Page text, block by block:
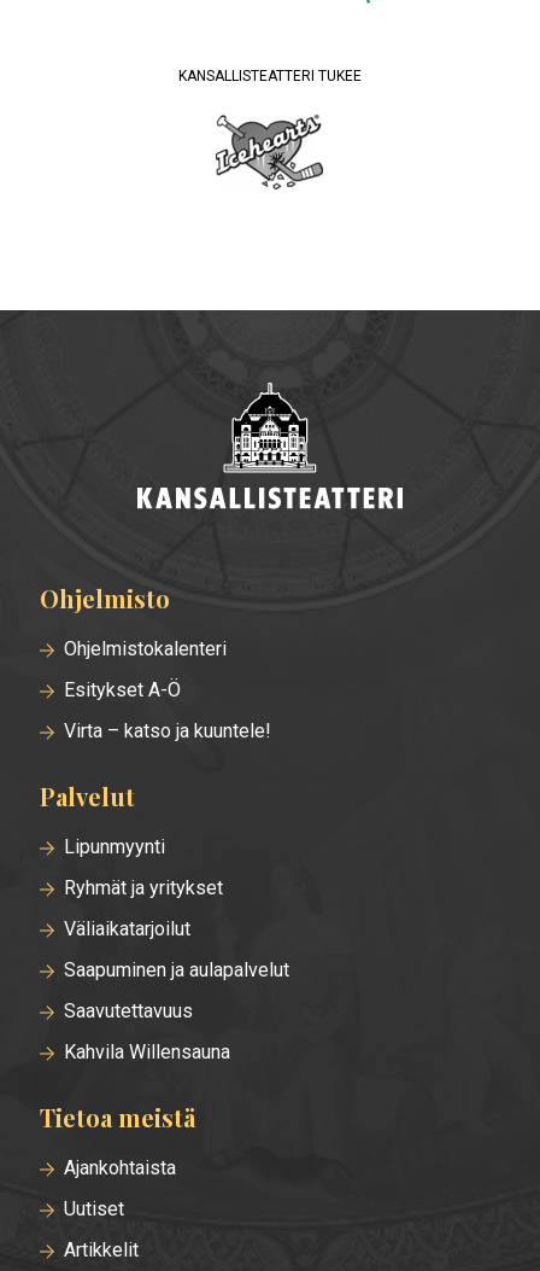
KANSALLISTEATTERI TUKEE
Alatunnisteen
valikko
Ohjelmisto
Ohjelmistokalenteri
Esitykset A-Ö
Virta – katso ja kuuntele!
Palvelut
Lipunmyynti
Ryhmät ja yritykset
Väliaikatarjoilut
Saapuminen ja aulapalvelut
Saavutettavuus
Kahvila Willensauna
Tietoa meistä
Ajankohtaista
Uutiset
Artikkelit